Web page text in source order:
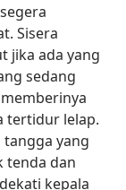
Sisera
jika ada yang
sedang
tertidur lelap.
tangga yang
tenda dan
kepala